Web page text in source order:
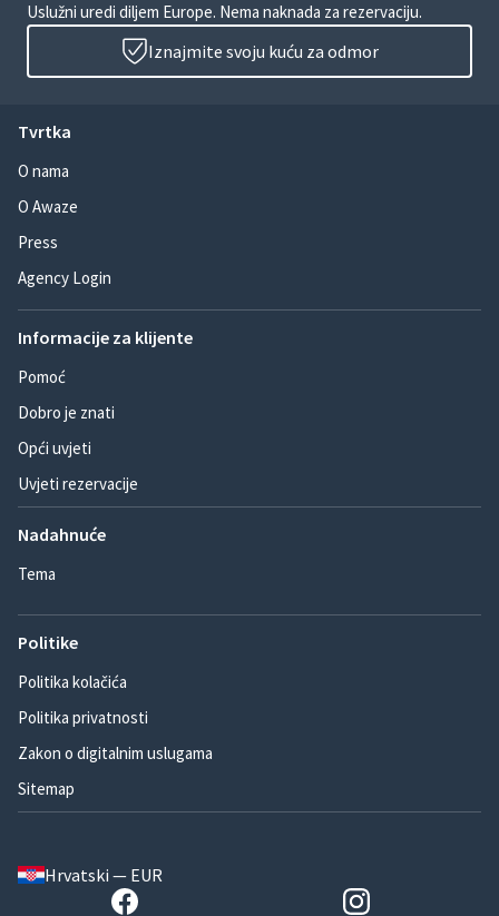
Uslužni uredi diljem Europe. Nema naknada za rezervaciju.
Iznajmite svoju kuću za odmor
Tvrtka
O nama
O Awaze
Press
Agency Login
Informacije za klijente
Pomoć
Dobro je znati
Opći uvjeti
Uvjeti rezervacije
Nadahnuće
Tema
Politike
Politika kolačića
Politika privatnosti
Zakon o digitalnim uslugama
Sitemap
Hrvatski — EUR